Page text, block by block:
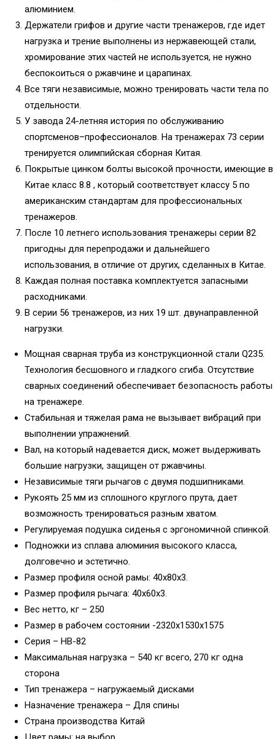
алюминием.
Держатели грифов и другие части тренажеров, где идет
нагрузка и трение выполнены из нержавеющей стали,
хромирование этих частей не используется, не нужно
беспокоиться о ржавчине и царапинах.
Все тяги независимые, можно тренировать части тела по
отдельности.
У завода 24-летняя история по обслуживанию
спортсменов–профессионалов. На тренажерах 73 серии
тренируется олимпийская сборная Китая.
Покрытые цинком болты высокой прочности, имеющие в
Китае класс 8.8 , который соответствует классу 5 по
американским стандартам для профессиональных
тренажеров.
После 10 летнего использования тренажеры серии 82
пригодны для перепродажи и дальнейшего
использования, в отличие от других, сделанных в Китае.
Каждая полная поставка комплектуется запасными
расходниками.
В серии 56 тренажеров, из них 19 шт. двунаправленной
нагрузки.
Мощная сварная труба из конструкционной стали Q235.
Технология бесшовного и гладкого сгиба. Отсутствие
сварных соединений обеспечивает безопасность работы
на тренажере.
Стабильная и тяжелая рама не вызывает вибраций при
выполнении упражнений.
Вал, на который надевается диск, может выдерживать
большие нагрузки, защищен от ржавчины.
Независимые тяги рычагов с двумя подшипниками.
Рукоять 25 мм из сплошного круглого прута, дает
возможность тренироваться разным хватом.
Регулируемая подушка сиденья с эргономичной спинкой.
Подножки из сплава алюминия высокого класса,
долговечно и эстетично.
Размер профиля осной рамы: 40x80x3.
Размер профиля рычага: 40x60x3.
Вес нетто, кг – 250
Размер в рабочем состоянии -2320x1530x1575
Серия – HB-82
Максимальная нагрузка – 540 кг всего, 270 кг одна
сторона
Тип тренажера – нагружаемый дисками
Назначение тренажера – Для спины
Страна производства Китай